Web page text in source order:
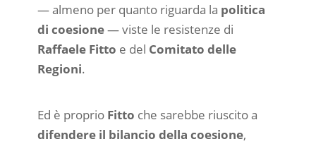
— almeno per quanto riguarda la politica
di coesione— viste le resistenze di
Raffaele Fitto e del Comitato delle
Regioni.
Ed è proprio Fitto che sarebbe riuscito a
difendere il bilancio della coesione,